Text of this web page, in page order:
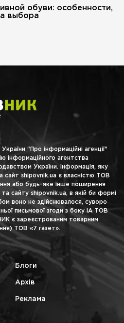
обуви: особенности,
выбора
"Про інформаційні агенції"
інформаційного агентства
України. Інформація, яку
сайт shipovnik.ua є власністю ТОВ
або будь-яке інше поширення
та сайту shipovnik.ua, в якій би формі
воно не здійснювалося, суворо
письмової згоди з боку ІА ТОВ
є зареєстрованим товарним
ТОВ «7 газет».
Блоги
Архів
Реклама